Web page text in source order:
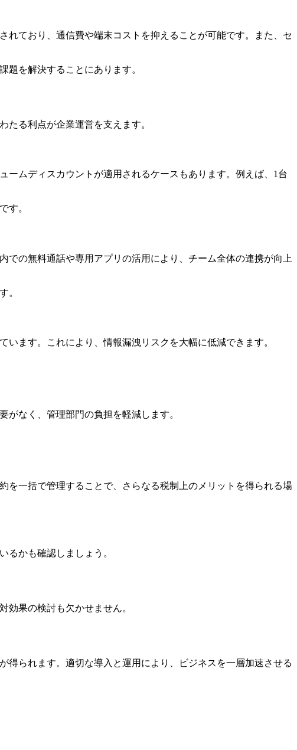
ており、通信費や端末コストを抑えることが可能です。また、セ
題を解決することにあります。
たる利点が企業運営を支えます。
ムディスカウントが適用されるケースもあります。例えば、1台
す。
の無料通話や専用アプリの活用により、チーム全体の連携が向上
。
ます。これにより、情報漏洩リスクを大幅に低減できます。
なく、管理部門の負担を軽減します。
を一括で管理することで、さらなる税制上のメリットを得られる場
るかも確認しましょう。
効果の検討も欠かせません。
られます。適切な導入と運用により、ビジネスを一層加速させる